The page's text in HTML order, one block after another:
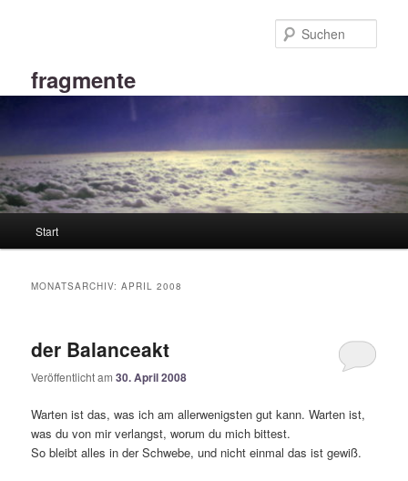
fragmente
Start
MONATSARCHIV:APRIL 2008
der Balanceakt
Veröffentlicht am30. April 2008
Warten ist das, was ich am allerwenigsten gut kann. Warten ist,
was du von mir verlangst, worum du mich bittest.
So bleibt alles in der Schwebe, und nicht einmal das ist gewiß.